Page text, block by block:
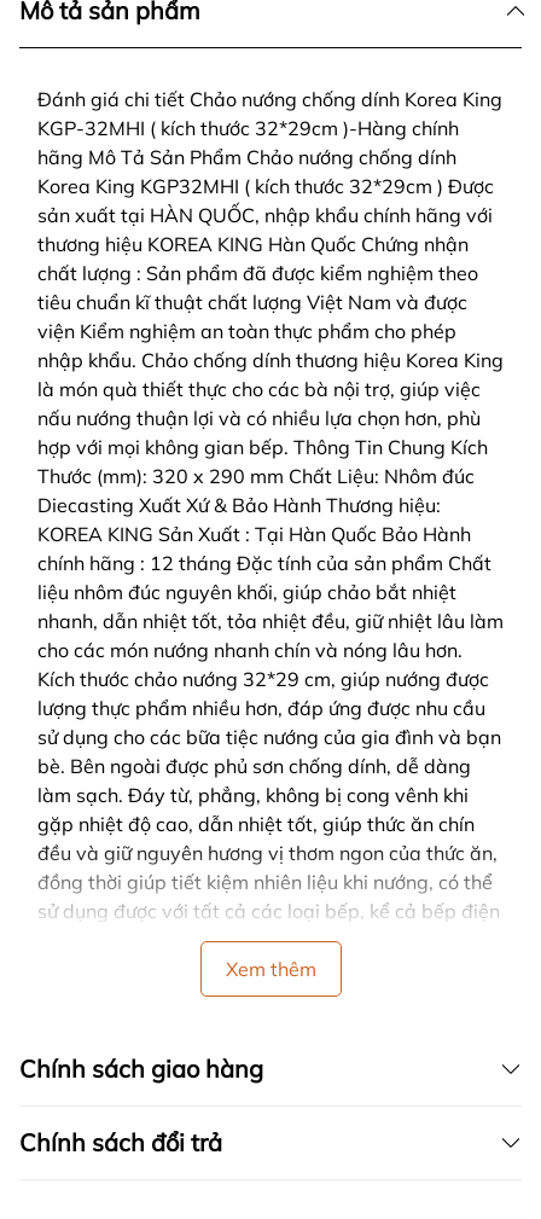
Mô tả sản phẩm
Đánh giá chi tiết Chảo nướng chống dính Korea King
KGP-32MHI ( kích thước 32*29cm )-Hàng chính
hãng Mô Tả Sản Phẩm Chảo nướng chống dính
Korea King KGP32MHI ( kích thước 32*29cm ) Được
sản xuất tại HÀN QUỐC, nhập khẩu chính hãng với
thương hiệu KOREA KING Hàn Quốc Chứng nhận
chất lượng : Sản phẩm đã được kiểm nghiệm theo
tiêu chuẩn kĩ thuật chất lượng Việt Nam và được
viện Kiểm nghiệm an toàn thực phẩm cho phép
nhập khẩu. Chảo chống dính thương hiệu Korea King
là món quà thiết thực cho các bà nội trợ, giúp việc
nấu nướng thuận lợi và có nhiều lựa chọn hơn, phù
hợp với mọi không gian bếp. Thông Tin Chung Kích
Thước (mm): 320 x 290 mm Chất Liệu: Nhôm đúc
Diecasting Xuất Xứ & Bảo Hành Thương hiệu:
KOREA KING Sản Xuất : Tại Hàn Quốc Bảo Hành
chính hãng : 12 tháng Đặc tính của sản phẩm Chất
liệu nhôm đúc nguyên khối, giúp chảo bắt nhiệt
nhanh, dẫn nhiệt tốt, tỏa nhiệt đều, giữ nhiệt lâu làm
cho các món nướng nhanh chín và nóng lâu hơn.
Kích thước chảo nướng 32*29 cm, giúp nướng được
lượng thực phẩm nhiều hơn, đáp ứng được nhu cầu
sử dụng cho các bữa tiệc nướng của gia đình và bạn
bè. Bên ngoài được phủ sơn chống dính, dễ dàng
làm sạch. Đáy từ, phẳng, không bị cong vênh khi
gặp nhiệt độ cao, dẫn nhiệt tốt, giúp thức ăn chín
đều và giữ nguyên hương vị thơm ngon của thức ăn,
đồng thời giúp tiết kiệm nhiên liệu khi nướng, có thể
sử dụng được với tất cả các loại bếp, kể cả bếp điện
từ. Bên trong phủ chống dính đá hoa cương Red
Stone Nano Silver giúp khử mùi, khó trầy xước,
không sản sinh chất độc hại ở nhiệt độ cao, có tác
ưa thích mà vẫn đảm bảo an toàn cho sức khỏe. Với
thiết kế có các đường gờ chạy chéo lòng chảo, tạo
ưu điểm giúp cho món nướng trở nên lành mạnh, tốt
Xem thêm
Chính sách giao hàng
Chính sách đổi trả